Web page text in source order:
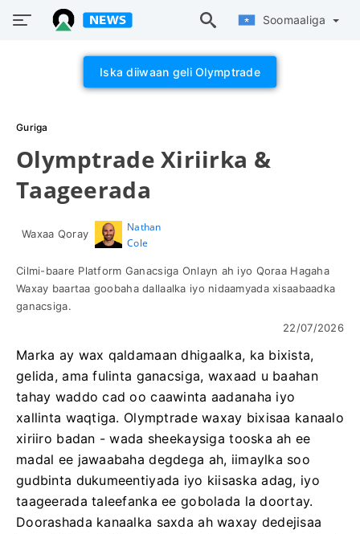
Soomaaliga
Iska diiwaan geli Olymptrade
Guriga
Olymptrade Xiriirka &
Taageerada
Waxaa Qoray
Nathan
Cole
Cilmi-baare Platform Ganacsiga Onlayn ah iyo Qoraa Hagaha
Waxay baartaa goobaha dallaalka iyo nidaamyada xisaabaadka
ganacsiga.
22/07/2026
Marka ay wax qaldamaan dhigaalka, ka bixista,
gelida, ama fulinta ganacsiga, waxaad u baahan
tahay waddo cad oo caawinta aadanaha iyo
xallinta waqtiga. Olymptrade waxay bixisaa kanaalo
xiriiro badan - wada sheekaysiga tooska ah ee
madal ee jawaabaha degdega ah, iimaylka soo
gudbinta dukumeentiyada iyo kiisaska adag, iyo
taageerada taleefanka ee gobolada la doortay.
Doorashada kanaalka saxda ah waxay dedejisaa